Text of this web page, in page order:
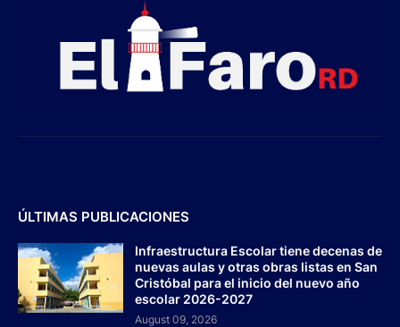
ÚLTIMAS PUBLICACIONES
Infraestructura Escolar tiene decenas de
nuevas aulas y otras obras listas en San
Cristóbal para el inicio del nuevo año
escolar 2026-2027
August 09, 2026